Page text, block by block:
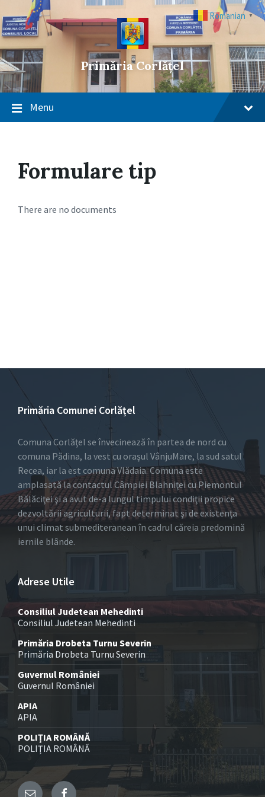
to
content
to
main
navigation
to
footer
Primăria Corlățel
Menu
Formulare tip
There are no documents
Primăria Comunei Corlățel
Comuna Corlăţel se învecinează în partea de nord cu
comuna Pădina, la vest cu oraşul VânjuMare, la sud satul
Recea, iar la est comuna Vlădaia. Comuna este
amplasată la contactul Câmpiei Blahniţei cu Piemontul
Bălăciţei şi a avut de-a lungul timpului condiţii propice
dezvoltării agriculturii, fapt determinat şi de existenţa
unui climat submediteranean în cadrul căreia predomină
iernile blânde.
Adrese Utile
Consiliul Judetean Mehedinti
Consiliul Judetean Mehedinti
Primăria Drobeta Turnu Severin
Primăria Drobeta Turnu Severin
Guvernul României
Guvernul României
APIA
APIA
POLIȚIA ROMÂNĂ
POLIȚIA ROMÂNĂ
Email Facebook
Romanian ▼